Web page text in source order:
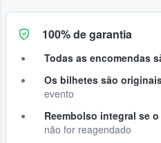
100% de garantia
Todas as encomendas
Os bilhetes são
evento
Reembolso integral se
não for reagendado